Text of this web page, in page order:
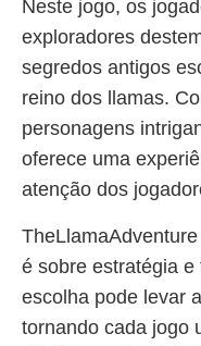
Neste jogo, os
exploradores
segredos antigos
reino dos llamas.
personagens
oferece uma
atenção dos
é sobre estratégia
escolha pode levar
tornando cada jogo